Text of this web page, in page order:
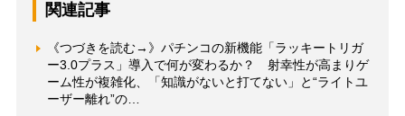
関連記事
《つづきを読む→》パチンコの新機能「ラッキートリガ
ー3.0プラス」導入で何が変わるか？ 射幸性が高まりゲ
ーム性が複雑化、「知識がないと打てない」と“ライトユ
ーザー離れ”の…